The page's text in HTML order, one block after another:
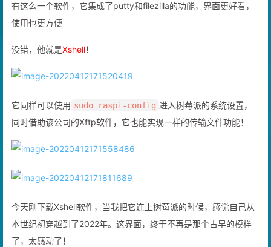
有这么一个软件，它集成了putty和filezilla的功能，界面更好看，
使用也更方便
没错，他就是Xshell！
它同样可以使用 sudo raspi-config 进入树莓派的系统设置，
同时借助该公司的Xftp软件，它也能实现一样的传输文件功能！
今天刚下载Xshell软件，当我把它连上树莓派的时候，感觉自己从
本世纪初穿越到了2022年。这界面，终于不再是那个古早的模样
了，太感动了！